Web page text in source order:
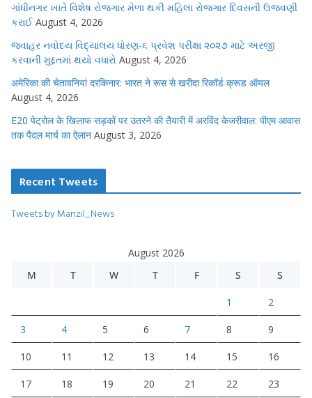
ગાંધીનગર ખાતે વિશેષ રોજગાર મેળા થકી મહિલા રોજગાર દિવસની ઉજવણી
કરાઈ August 4, 2026
જવાહર નવોદય વિદ્યાલય ધોરણ-૬ પ્રવેશ પરીક્ષા ૨૦૨૭ માટે અરજી
કરવાની મુદ્દતમાં થયો વધારો August 4, 2026
अमेरिका की चेतावनियां दरकिनार: भारत ने रूस से खरीदा रिकॉर्ड क्रूड ऑयल
August 4, 2026
E20 पेट्रोल के खिलाफ सड़कों पर उतरने की तैयारी में अरविंद केजरीवाल: पीएम आवास
तक पैदल मार्च का ऐलान August 3, 2026
Recent Tweets
Tweets by Manzil_News
August 2026
M
T W T F S S
1 2
3 4 5 6 7 8 9
10 11 12 13 14 15 16
17 18 19 20 21 22 23